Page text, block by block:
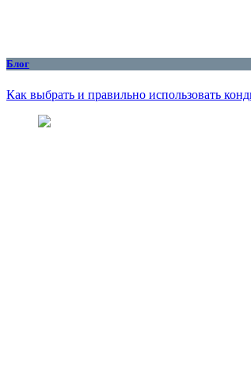
Блог
Как выбрать и правильно использовать